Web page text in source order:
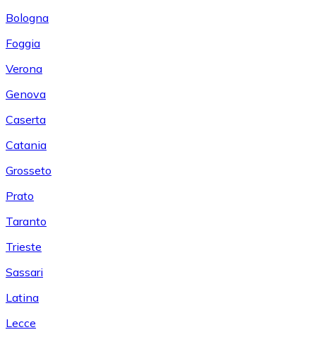
Bologna
Foggia
Verona
Genova
Caserta
Catania
Grosseto
Prato
Taranto
Trieste
Sassari
Latina
Lecce